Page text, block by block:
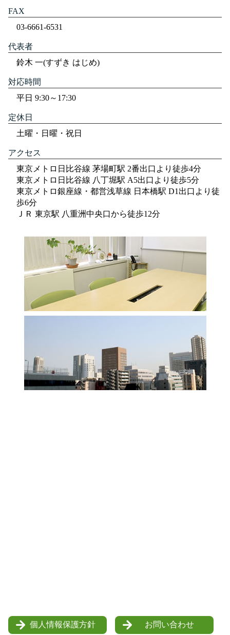
FAX
03-6661-6531
代表者
鈴木 一(すずき はじめ)
対応時間
平日 9:30～17:30
定休日
土曜・日曜・祝日
アクセス
東京メトロ日比谷線 茅場町駅 2番出口より徒歩4分
東京メトロ日比谷線 八丁堀駅 A5出口より徒歩5分
東京メトロ銀座線・都営浅草線 日本橋駅 D1出口より徒
歩6分
ＪＲ 東京駅 八重洲中央口から徒歩12分
個人情報保護方針 お問い合わせ